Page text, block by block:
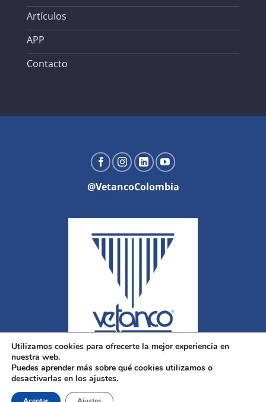
Artículos
APP
Contacto
@VetancoColombia
Utilizamos cookies para ofrecerte la mejor experiencia en
nuestra web.
Puedes aprender más sobre qué cookies utilizamos o
desactivarlas en los ajustes.